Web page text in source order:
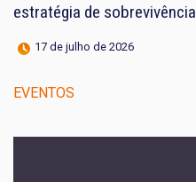
estratégia de sobrevivência
17 de julho de 2026
EVENTOS